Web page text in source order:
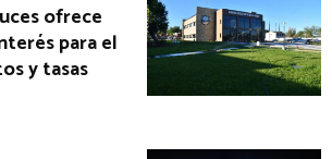
ofrece
para el
y tasas